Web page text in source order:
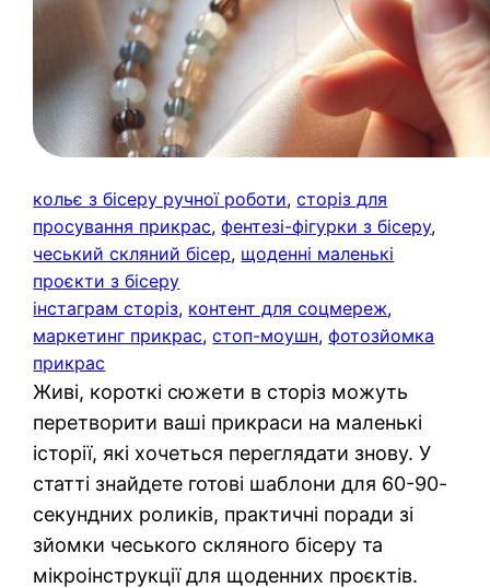
кольє з бісеру ручної роботи, сторіз для
просування прикрас, фентезі-фігурки з бісеру
чеський скляний бісер, щоденні маленькі
проєкти з бісеру
інстаграм сторіз, контент для соцмереж
маркетинг прикрас, стоп-моушн, фотозйомка
прикрас
Живі, короткі сюжети в сторіз можуть
перетворити ваші прикраси на маленькі
історії, які хочеться переглядати знову. У
статті знайдете готові шаблони для 60-90-
секундних роликів, практичні поради зі
зйомки чеського скляного бісеру та
мікроінструкції для щоденних проєктів.